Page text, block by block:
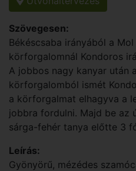
Szövegesen:
Békéscsaba irányából a
körforgalomnál Kondoros
A jobbos nagy kanyar után
körforgalomból ismét
a körforgalmat elhagyva a
jobbra fordulni. Majd be az
sárga-fehér tanya előtte 3
Leírás:
Gyönyörű, mézédes